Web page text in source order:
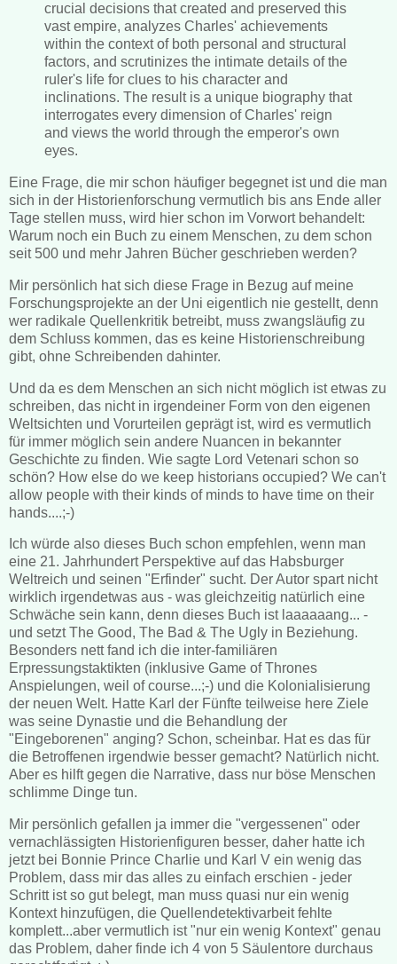
crucial decisions that created and preserved this
vast empire, analyzes Charles' achievements
within the context of both personal and structural
factors, and scrutinizes the intimate details of the
ruler's life for clues to his character and
inclinations. The result is a unique biography that
interrogates every dimension of Charles' reign
and views the world through the emperor's own
eyes.
Eine Frage, die mir schon häufiger begegnet ist und die man
sich in der Historienforschung vermutlich bis ans Ende aller
Tage stellen muss, wird hier schon im Vorwort behandelt:
Warum noch ein Buch zu einem Menschen, zu dem schon
seit 500 und mehr Jahren Bücher geschrieben werden?
Mir persönlich hat sich diese Frage in Bezug auf meine
Forschungsprojekte an der Uni eigentlich nie gestellt, denn
wer radikale Quellenkritik betreibt, muss zwangsläufig zu
dem Schluss kommen, das es keine Historienschreibung
gibt, ohne Schreibenden dahinter.
Und da es dem Menschen an sich nicht möglich ist etwas zu
schreiben, das nicht in irgendeiner Form von den eigenen
Weltsichten und Vorurteilen geprägt ist, wird es vermutlich
für immer möglich sein andere Nuancen in bekannter
Geschichte zu finden. Wie sagte Lord Vetenari schon so
schön? How else do we keep historians occupied? We can't
allow people with their kinds of minds to have time on their
hands....;-)
Ich würde also dieses Buch schon empfehlen, wenn man
eine 21. Jahrhundert Perspektive auf das Habsburger
Weltreich und seinen "Erfinder" sucht. Der Autor spart nicht
wirklich irgendetwas aus - was gleichzeitig natürlich eine
Schwäche sein kann, denn dieses Buch ist laaaaaang... -
und setzt The Good, The Bad & The Ugly in Beziehung.
Besonders nett fand ich die inter-familiären
Erpressungstaktikten (inklusive Game of Thrones
Anspielungen, weil of course...;-) und die Kolonialisierung
der neuen Welt. Hatte Karl der Fünfte teilweise here Ziele
was seine Dynastie und die Behandlung der
"Eingeborenen" anging? Schon, scheinbar. Hat es das für
die Betroffenen irgendwie besser gemacht? Natürlich nicht.
Aber es hilft gegen die Narrative, dass nur böse Menschen
schlimme Dinge tun.
Mir persönlich gefallen ja immer die "vergessenen" oder
vernachlässigten Historienfiguren besser, daher hatte ich
jetzt bei Bonnie Prince Charlie und Karl V ein wenig das
Problem, dass mir das alles zu einfach erschien - jeder
Schritt ist so gut belegt, man muss quasi nur ein wenig
Kontext hinzufügen, die Quellendetektivarbeit fehlte
komplett...aber vermutlich ist "nur ein wenig Kontext" genau
das Problem, daher finde ich 4 von 5 Säulentore durchaus